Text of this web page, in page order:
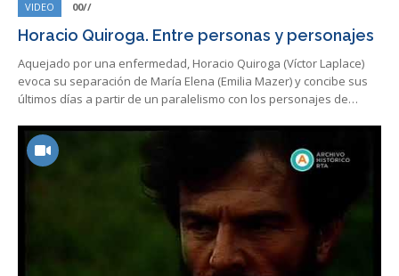
VIDEO 00//
Horacio Quiroga. Entre personas y personajes
Aquejado por una enfermedad, Horacio Quiroga (Víctor Laplace)
evoca su separación de María Elena (Emilia Mazer) y concibe sus
últimos días a partir de un paralelismo con los personajes de…